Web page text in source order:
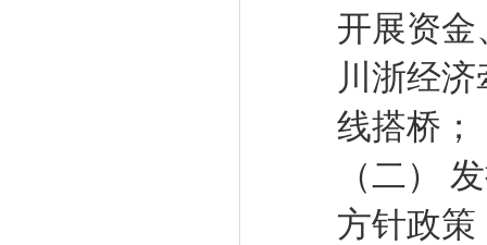
开展资
川浙经济
线搭桥；
（二）
方针政策